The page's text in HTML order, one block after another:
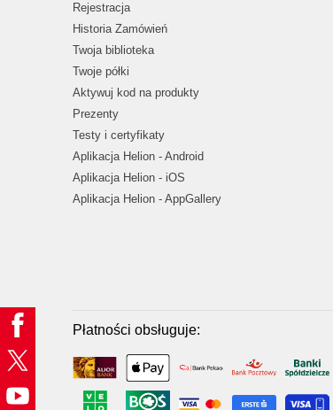
Rejestracja
Historia Zamówień
Twoja biblioteka
Twoje półki
Aktywuj kod na produkty
Prezenty
Testy i certyfikaty
Aplikacja Helion - Android
Aplikacja Helion - iOS
Aplikacja Helion - AppGallery
Płatności obsługuje: